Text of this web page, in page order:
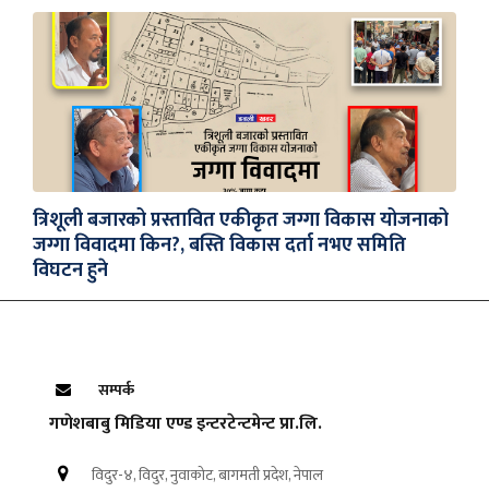
त्रिशूली बजारको प्रस्तावित एकीकृत जग्गा विकास योजनाको
जग्गा विवादमा किन?, बस्ति विकास दर्ता नभए समिति
विघटन हुने
सम्पर्क
गणेशबाबु मिडिया एण्ड इन्टरटेन्टमेन्ट प्रा.लि.
विदुर-४, विदुर, नुवाकोट, बागमती प्रदेश, नेपाल